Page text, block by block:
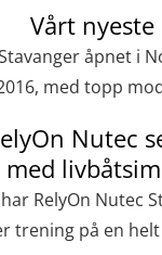
with
Refresher –
e-learning
H2S (OSP105)
40
medisinsk
Vårt
åpnet i
med topp
Nutec
med
RelyOn Nutec
trening på en